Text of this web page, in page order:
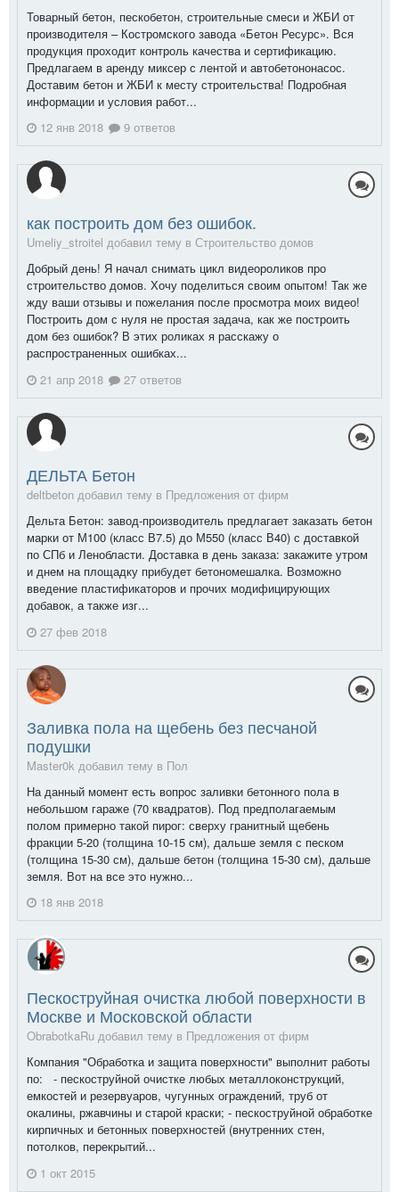
Товарный бетон, пескобетон, строительные смеси и ЖБИ от
производителя – Костромского завода «Бетон Ресурс». Вся
продукция проходит контроль качества и сертификацию.
Предлагаем в аренду миксер с лентой и автобетононасос.
Доставим бетон и ЖБИ к месту строительства! Подробная
информации и условия работ...
12 янв 2018
9 ответов
как построить дом без ошибок.
Umeliy_stroitel добавил тему в Строительство домов
Добрый день! Я начал снимать цикл видеороликов про
строительство домов. Хочу поделиться своим опытом! Так же
жду ваши отзывы и пожелания после просмотра моих видео!
Построить дом с нуля не простая задача, как же построить
дом без ошибок? В этих роликах я расскажу о
распространенных ошибках...
21 апр 2018
27 ответов
ДЕЛЬТА Бетон
deltbeton добавил тему в Предложения от фирм
Дельта Бетон: завод-производитель предлагает заказать бетон
марки от М100 (класс В7.5) до М550 (класс В40) с доставкой
по СПб и Ленобласти. Доставка в день заказа: закажите утром
и днем на площадку прибудет бетономешалка. Возможно
введение пластификаторов и прочих модифицирующих
добавок, а также изг...
27 фев 2018
Заливка пола на щебень без песчаной
подушки
Master0k добавил тему в Пол
На данный момент есть вопрос заливки бетонного пола в
небольшом гараже (70 квадратов). Под предполагаемым
полом примерно такой пирог: сверху гранитный щебень
фракции 5-20 (толщина 10-15 см), дальше земля с песком
(толщина 15-30 см), дальше бетон (толщина 15-30 см), дальше
земля. Вот на все это нужно...
18 янв 2018
Пескоструйная очистка любой поверхности в
Москве и Московской области
ObrabotkaRu добавил тему в Предложения от фирм
Компания "Обработка и защита поверхности" выполнит работы
по: - пескоструйной очистке любых металлоконструкций,
емкостей и резервуаров, чугунных ограждений, труб от
окалины, ржавчины и старой краски; - пескоструйной обработке
кирпичных и бетонных поверхностей (внутренних стен,
потолков, перекрытий...
1 окт 2015